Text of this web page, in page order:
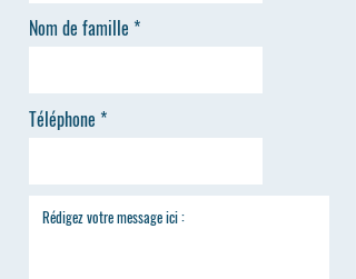
Nom de famille
Téléphone